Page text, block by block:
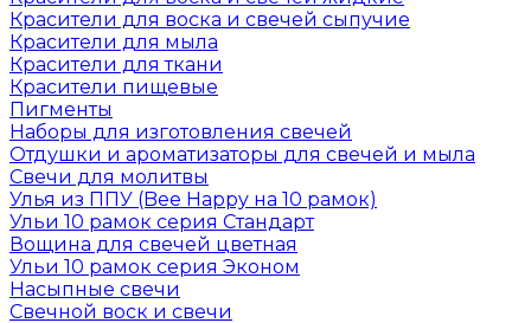
Красители для воска и свечей сыпучие
Красители для мыла
Красители для ткани
Красители пищевые
Пигменты
Наборы для изготовления свечей
Отдушки и ароматизаторы для свечей и мыла
Свечи для молитвы
Улья из ППУ (Bee Happy на 10 рамок)
Ульи 10 рамок серия Стандарт
Вощина для свечей цветная
Ульи 10 рамок серия Эконом
Насыпные свечи
Свечной воск и свечи